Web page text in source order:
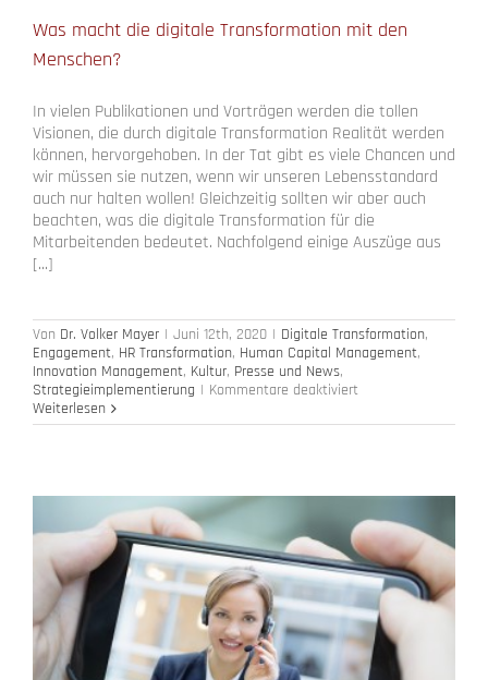
Was macht die digitale Transformation mit den
Menschen?
In vielen Publikationen und Vorträgen werden die tollen
Visionen, die durch digitale Transformation Realität werden
können, hervorgehoben. In der Tat gibt es viele Chancen und
wir müssen sie nutzen, wenn wir unseren Lebensstandard
auch nur halten wollen! Gleichzeitig sollten wir aber auch
beachten, was die digitale Transformation für die
Mitarbeitenden bedeutet. Nachfolgend einige Auszüge aus
[...]
Von Dr. Volker Mayer | Juni 12th, 2020 | Digitale Transformation,
Engagement, HR Transformation, Human Capital Management,
Innovation Management, Kultur, Presse und News,
Strategieimplementierung | Kommentare deaktiviertfür
macht
mit
den
Menschen?
Weiterlesen